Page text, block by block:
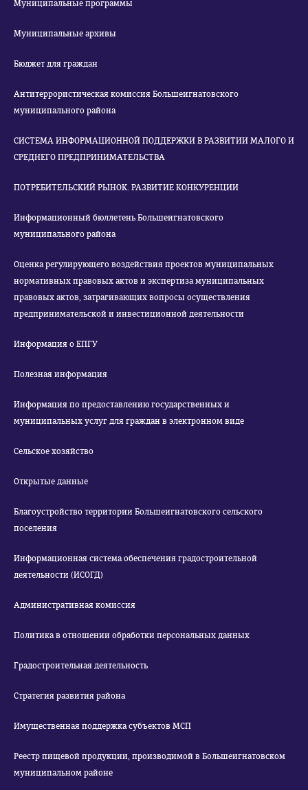
Муниципальные программы
Муниципальные архивы
Бюджет для граждан
Антитеррористическая комиссия Большеигнатовского
муниципального района
СИСТЕМА ИНФОРМАЦИОННОЙ ПОДДЕРЖКИ В РАЗВИТИИ МАЛОГО И
СРЕДНЕГО ПРЕДПРИНИМАТЕЛЬСТВА
ПОТРЕБИТЕЛЬСКИЙ РЫНОК. РАЗВИТИЕ КОНКУРЕНЦИИ
Информационный бюллетень Большеигнатовского
муниципального района
Оценка регулирующего воздействия проектов муниципальных
нормативных правовых актов и экспертиза муниципальных
правовых актов, затрагивающих вопросы осуществления
предпринимательской и инвестиционной деятельности
Информация о ЕПГУ
Полезная информация
Информация по предоставлению государственных и
муниципальных услуг для граждан в электронном виде
Сельское хозяйство
Открытые данные
Благоустройство территории Большеигнатовского сельского
поселения
Информационная система обеспечения градостроительной
деятельности (ИСОГД)
Административная комиссия
Политика в отношении обработки персональных данных
Градостроительная деятельность
Стратегия развития района
Имущественная поддержка субъектов МСП
Реестр пищевой продукции, производимой в Большеигнатовском
муниципальном районе